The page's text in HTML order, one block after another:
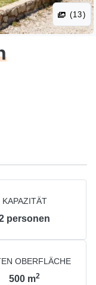
(13)
KAPAZITÄT
personen
OBERFLÄCHE
500 m2